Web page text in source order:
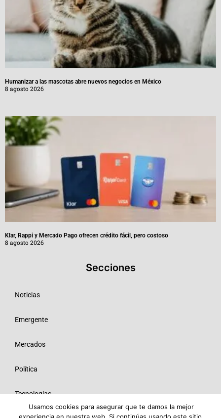
Humanizar a las mascotas abre nuevos negocios en México
8 agosto 2026
Klar, Rappi y Mercado Pago ofrecen crédito fácil, pero costoso
8 agosto 2026
Secciones
Noticias
Emergente
Mercados
Política
Tecnologías
Usamos cookies para asegurar que te damos la mejor